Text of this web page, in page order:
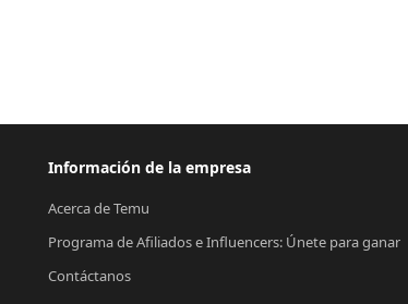
Información de la empresa
Acerca de Temu
Programa de Afiliados e Influencers: Únete para ganar
Contáctanos